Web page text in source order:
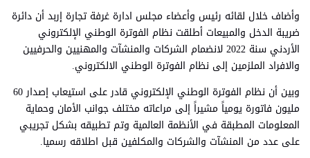
وأضاف خلال لقائه رئيس وأعضاء مجلس ادارة غرفة تجارة إربد أن دائرة
ضريبة الدخل والمبيعات أطلقت نظام الفوترة الوطني الإلكتروني
الأردني سنة 2022 لانضمام الشركات والمنشآت والمهنيين والحرفيين
والافراد الملزمين إلى نظام الفوترة الوطني الالكتروني.
وبين أن نظام الفوترة الوطني الإلكتروني قادر على استيعاب إصدار 60
مليون فاتورة يومياً مشيراً إلى مراعاته مختلف جوانب الأمان وحماية
المعلومات المطبقة في الأنظمة العالمية وتم تطبيقه بشكل تجريبي
على عدد من المنشآت والشركات والمكلفين قبل اطلاقه رسميا.